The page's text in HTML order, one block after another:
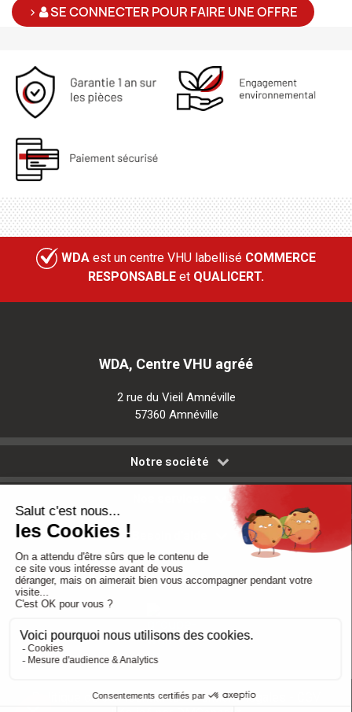
> SE CONNECTER POUR FAIRE UNE OFFRE
WDA est un centre VHU labellisé COMMERCE
RESPONSABLE et QUALICERT.
WDA, Centre VHU agréé
2 rue du Vieil Amnéville
57360 Amnéville
Notre société
Politique de confidentialité-Mentions légales